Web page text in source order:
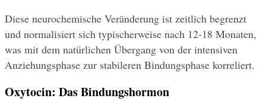
Diese neurochemische Veränderung ist zeitlich begrenzt
und normalisiert sich typischerweise nach 12-18 Monaten,
was mit dem natürlichen Übergang von der intensiven
Anziehungsphase zur stabileren Bindungsphase korreliert.
Oxytocin: Das Bindungshormon